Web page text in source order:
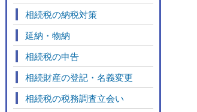
相続税の納税対策
延納・物納
相続税の申告
相続財産の登記・名義変更
相続税の税務調査立会い